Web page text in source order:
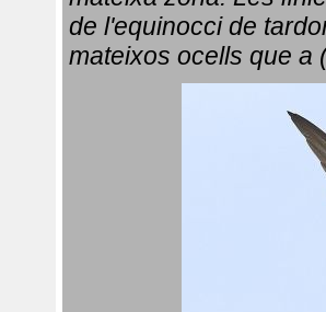
de l'equinocci de
mateixos ocells que a